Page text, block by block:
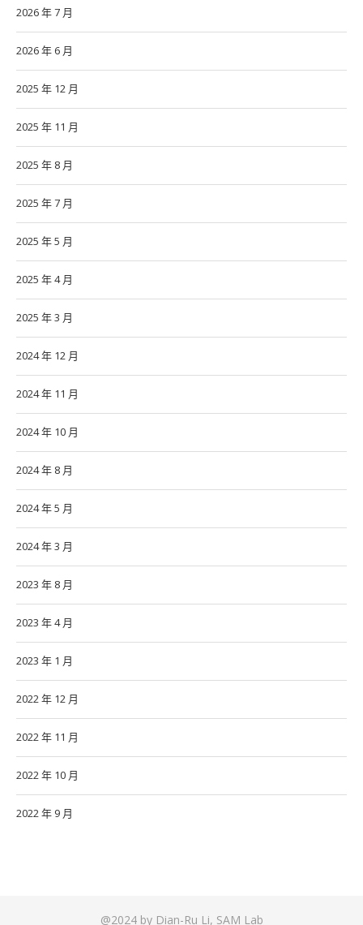
2026 年 7 月
2026 年 6 月
2025 年 12 月
2025 年 11 月
2025 年 8 月
2025 年 7 月
2025 年 5 月
2025 年 4 月
2025 年 3 月
2024 年 12 月
2024 年 11 月
2024 年 10 月
2024 年 8 月
2024 年 5 月
2024 年 3 月
2023 年 8 月
2023 年 4 月
2023 年 1 月
2022 年 12 月
2022 年 11 月
2022 年 10 月
2022 年 9 月
@2024 by Dian-Ru Li, SAM Lab